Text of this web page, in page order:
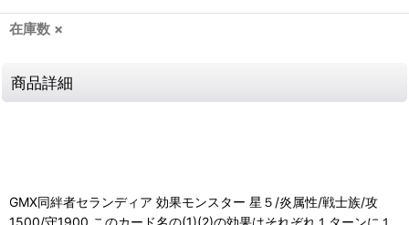
在庫数 ×
商品詳細
GMX同絆者セランディア 効果モンスター 星５/炎属性/戦士族/攻
1500/守1900 このカード名の(1)(2)の効果はそれぞれ１ターンに１